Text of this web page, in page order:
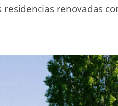
residencias renovadas